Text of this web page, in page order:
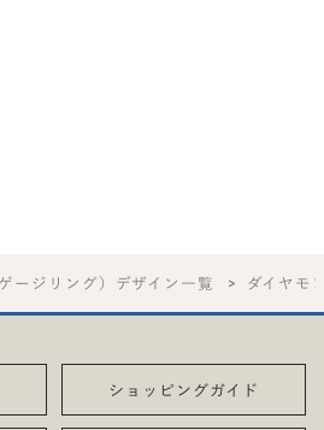
ージリング）デザイン一覧 ダイヤモ
ショッピングガイド